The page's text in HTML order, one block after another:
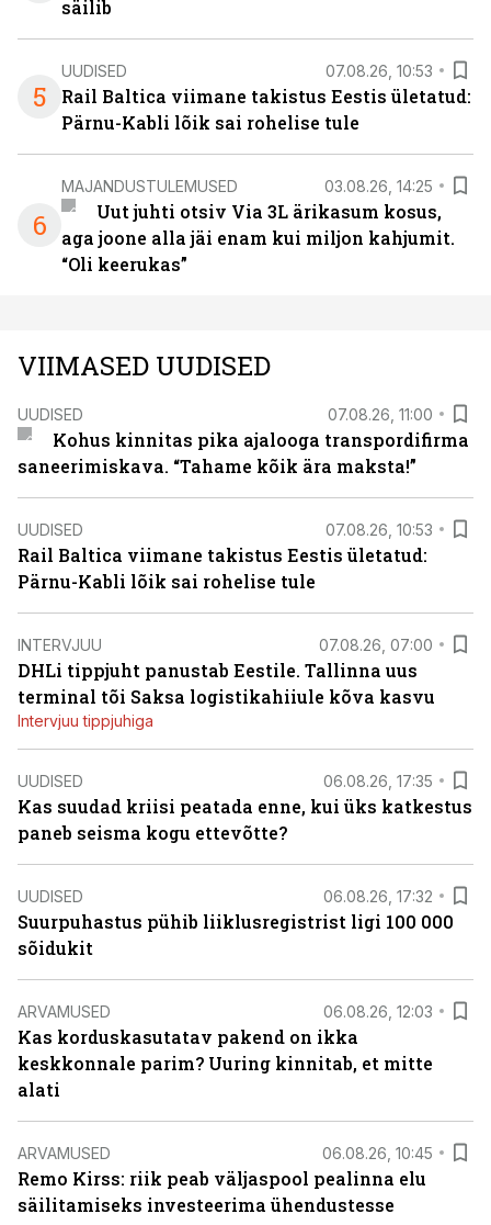
säilib
5
UUDISED 07.08.26, 10:53
Rail Baltica viimane takistus Eestis ületatud:
Pärnu-Kabli lõik sai rohelise tule
6
MAJANDUSTULEMUSED 03.08.26, 14:25
Uut juhti otsiv Via 3L ärikasum kosus,
aga joone alla jäi enam kui miljon kahjumit.
“Oli keerukas”
VIIMASED UUDISED
UUDISED 07.08.26, 11:00
Kohus kinnitas pika ajalooga transpordifirma
saneerimiskava. “Tahame kõik ära maksta!”
UUDISED 07.08.26, 10:53
Rail Baltica viimane takistus Eestis ületatud:
Pärnu-Kabli lõik sai rohelise tule
INTERVJUU 07.08.26, 07:00
DHLi tippjuht panustab Eestile. Tallinna uus
terminal tõi Saksa logistikahiiule kõva kasvu
Intervjuu tippjuhiga
UUDISED 06.08.26, 17:35
Kas suudad kriisi peatada enne, kui üks katkestus
paneb seisma kogu ettevõtte?
UUDISED 06.08.26, 17:32
Suurpuhastus pühib liiklusregistrist ligi 100 000
sõidukit
ARVAMUSED 06.08.26, 12:03
Kas korduskasutatav pakend on ikka
keskkonnale parim? Uuring kinnitab, et mitte
alati
ARVAMUSED 06.08.26, 10:45
Remo Kirss: riik peab väljaspool pealinna elu
säilitamiseks investeerima ühendustesse